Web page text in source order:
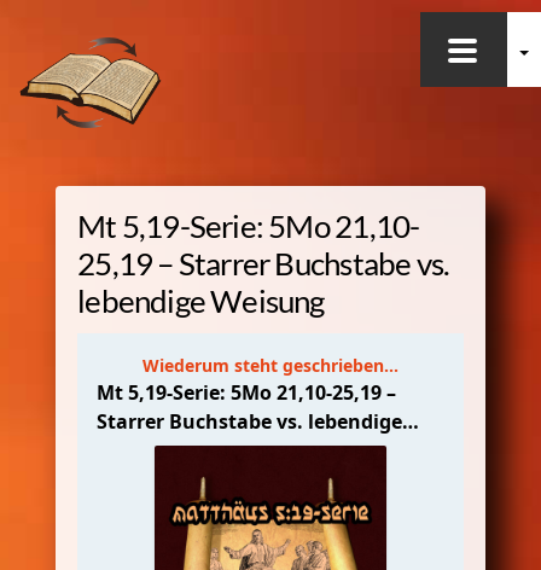
content
Mt 5,19-Serie: 5Mo 21,10-
25,19 – Starrer Buchstabe vs.
lebendige Weisung
Worum geht es hier?
Aktuelles
Was wäre wenn …
WSG-Bücher
MySword
WSG-Radio
Übersetzung